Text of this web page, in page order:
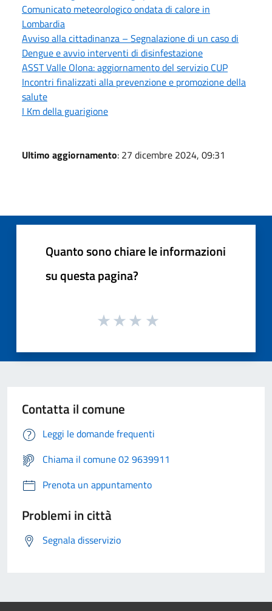
Comunicato meteorologico ondata di calore in
Lombardia
Avviso alla cittadinanza – Segnalazione di un caso di
Dengue e avvio interventi di disinfestazione
ASST Valle Olona: aggiornamento del servizio CUP
Incontri finalizzati alla prevenzione e promozione della
salute
I Km della guarigione
Ultimo aggiornamento: 27 dicembre 2024, 09:31
Quanto sono chiare le informazioni
su questa pagina?
Contatta il comune
Leggi le domande frequenti
Chiama il comune 02 9639911
Prenota un appuntamento
Problemi in città
Segnala disservizio